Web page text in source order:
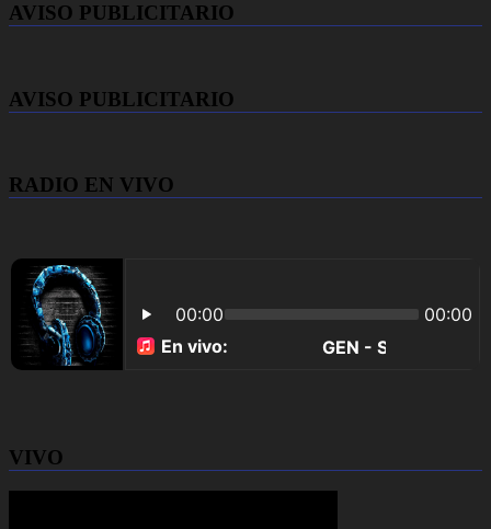
AVISO PUBLICITARIO
AVISO PUBLICITARIO
RADIO EN VIVO
VIVO